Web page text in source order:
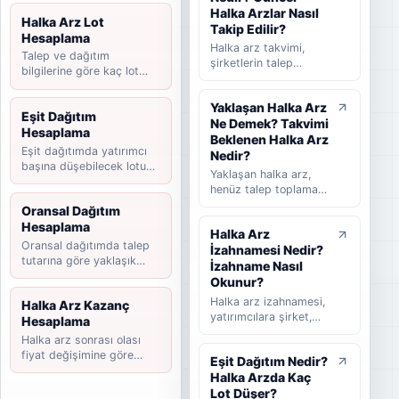
Halka Arz Lot
Hesaplama
Talep ve dağıtım
bilgilerine göre kaç lot
düşebileceğini hesaplayın.
Eşit Dağıtım
Hesaplama
Eşit dağıtımda yatırımcı
başına düşebilecek lotu
tahmin edin.
Oransal Dağıtım
Hesaplama
Oransal dağıtımda talep
tutarına göre yaklaşık
payınızı hesaplayın.
Halka Arz Kazanç
Hesaplama
Halka arz sonrası olası
fiyat değişimine göre
kazanç senaryosunu
Halka Arzlar Nasıl
Takip Edilir?
Halka arz takvimi,
şirketlerin talep
dağıtım yöntemini,
beklenen ve
tamamlanan halka arz
süreçlerini takip
etmeye yardımcı olan
rehber niteliğinde bir
listedir. Bu yazıda
nedir, nasıl okunur,
hangi bilgilere dikkat
edilmelidir ve
yatırımcılar güncel
halka arzları takip
ederken nelere
bakmalıdır sade
Yaklaşan Halka Arz
Ne Demek? Takvimi
Beklenen Halka Arz
Nedir?
Yaklaşan halka arz,
henüz talep toplama
tarafından takip
edilen şirketleri ifade
eder. Takvimi
beklenen halka arz ise
başvuru veya hazırlık
sürecinde olup talep
toplama tarihi henüz
şirketler için kullanılır.
Bu rehberde yaklaşan
halka arz, beklenen
Halka Arz
İzahnamesi Nedir?
İzahname Nasıl
Okunur?
Halka arz izahnamesi,
yatırımcılara şirket,
riskler, fon kullanım
yeri ve satış süreci
hakkında bilgi veren
Eşit Dağıtım Nedir?
Halka Arzda Kaç
Lot Düşer?